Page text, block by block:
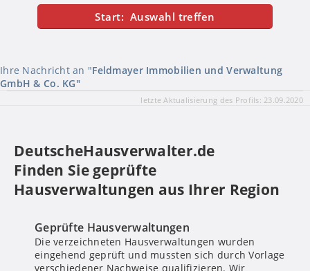
Start: Auswahl treffen
Ihre Nachricht an "Feldmayer Immobilien und Verwaltung
GmbH & Co. KG"
Ihre Nachricht wurde versandt!
Bitte um Rückruf
letzte Aktualisierung des Profils: 23.09.2020
DeutscheHausverwalter.de
Finden Sie geprüfte
Hausverwaltungen aus Ihrer Region
Geprüfte Hausverwaltungen
Die verzeichneten Hausverwaltungen wurden
eingehend geprüft und mussten sich durch Vorlage
verschiedener Nachweise qualifizieren. Wir